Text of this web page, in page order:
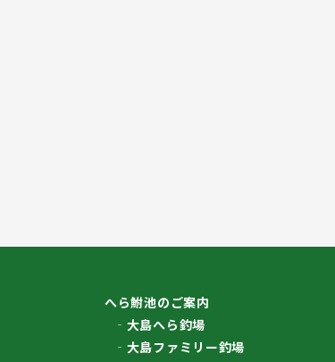
へら鮒池のご案内
大島へら釣場
大島ファミリー釣場